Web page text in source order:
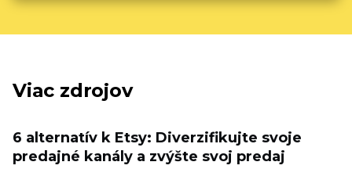
Viac zdrojov
6 alternatív k Etsy: Diverzifikujte svoje
predajné kanály a zvýšte svoj predaj